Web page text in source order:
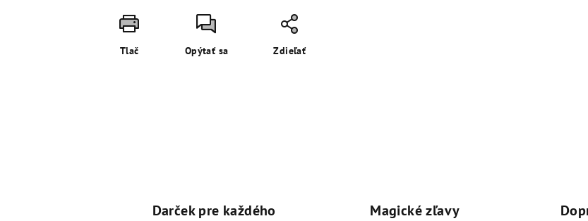
Tlač Opýtať sa Zdieľať
Darček pre každého Magické zľavy